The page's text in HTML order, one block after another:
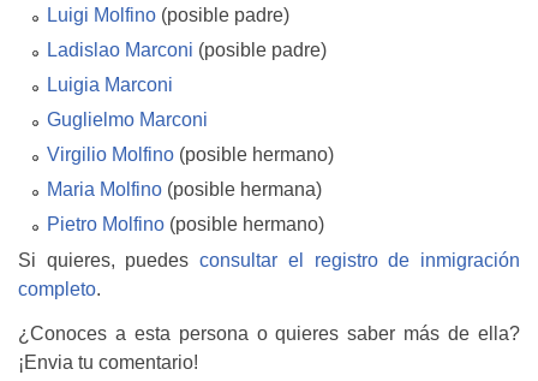
Luigi Molfino (posible padre)
Ladislao Marconi (posible padre)
Luigia Marconi
Guglielmo Marconi
Virgilio Molfino (posible hermano)
Maria Molfino (posible hermana)
Pietro Molfino (posible hermano)
Si quieres, puedesconsultar el registro de inmigración
completo.
¿Conoces a esta persona o quieres saber más de ella?
¡Envia tu comentario!